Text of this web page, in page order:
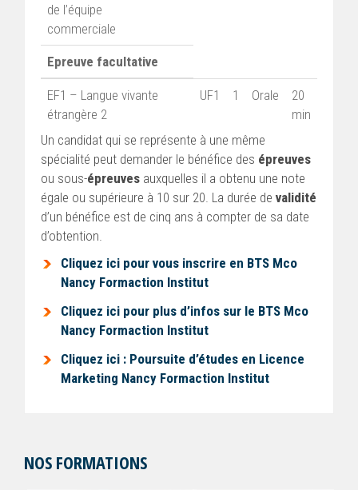
de l’équipe
commerciale
Epreuve facultative
EF1 – Langue vivante
étrangère 2
UF1 1 Orale
20
min
Un candidat qui se représente à une même
spécialité peut demander le bénéfice des épreuves
ou sous-épreuves auxquelles il a obtenu une note
égale ou supérieure à 10 sur 20. La durée de validité
d’un bénéfice est de cinq ans à compter de sa date
d’obtention.
Cliquez ici pour vous inscrire en BTS Mco
Nancy Formaction Institut
Cliquez ici pour plus d’infos sur le BTS Mco
Nancy Formaction Institut
Cliquez ici : Poursuite d’études en Licence
Marketing Nancy Formaction Institut
NOS FORMATIONS